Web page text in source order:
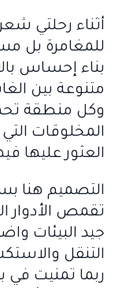
أثناء رحلتي
للمغامرة بل
بناء إحساس
متنوعة بين
وكل منطقة
المخلوقات
العثور عليها
التصميم هنا
تقمص الأدوار
جيد البيئات
التنقل
ربما تمنيت